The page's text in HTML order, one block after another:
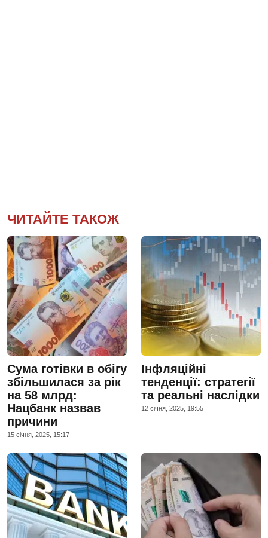
ЧИТАЙТЕ ТАКОЖ
Сума готівки в обігу
збільшилася за рік
на 58 млрд:
Нацбанк назвав
причини
15 сiчня, 2025, 15:17
Інфляційні
тенденції: стратегії
та реальні наслідки
12 сiчня, 2025, 19:55